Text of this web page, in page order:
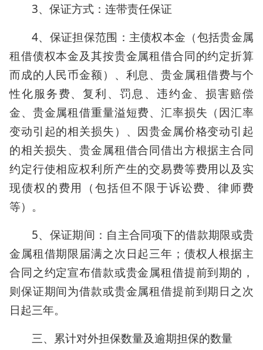
3、保证方式：连带责任保证
4、保证担保范围：主债权本金（包括贵金属
租借债权本金及其按贵金属租借合同的约定折算
而成的人民币金额）、利息、贵金属租借费与个
性化服务费、复利、罚息、违约金、损害赔偿
金、贵金属租借重量溢短费、汇率损失（因汇率
变动引起的相关损失）、因贵金属价格变动引起
的相关损失、贵金属租借合同借出方根据主合同
约定行使相应权利所产生的交易费等费用以及实
现债权的费用（包括但不限于诉讼费、律师费
等）。
5、保证期间：自主合同项下的借款期限或贵
金属租借期限届满之次日起三年；债权人根据主
合同之约定宣布借款或贵金属租借提前到期的，
则保证期间为借款或贵金属租借提前到期日之次
日起三年。
三、累计对外担保数量及逾期担保的数量